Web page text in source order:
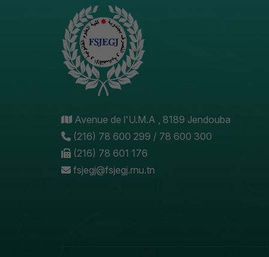
Avenue de l'U.M.A , 8189 Jendouba
(216) 78 600 299 / 78 600 300
(216) 78 601 176
fsjegj@fsjegj.rnu.tn